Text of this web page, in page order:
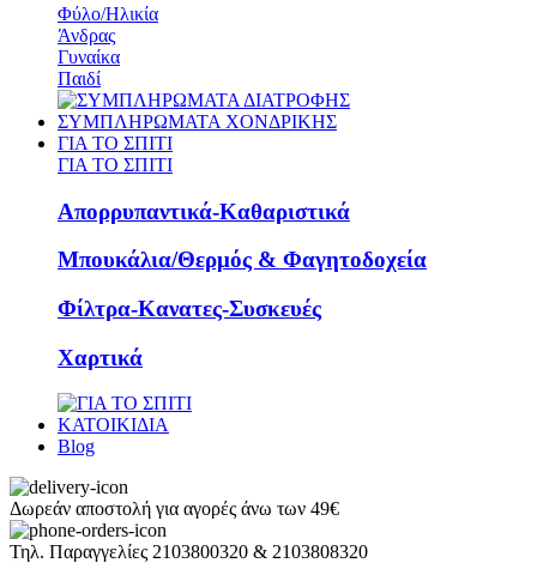
Φύλο/Ηλικία
Άνδρας
Γυναίκα
Παιδί
ΣΥΜΠΛΗΡΩΜΑΤΑ ΧΟΝΔΡΙΚΗΣ
ΓΙΑ ΤΟ ΣΠΙΤΙ
ΓΙΑ ΤΟ ΣΠΙΤΙ
Απορρυπαντικά-Καθαριστικά
Μπουκάλια/Θερμός & Φαγητοδοχεία
Φίλτρα-Κανατες-Συσκευές
Χαρτικά
ΚΑΤΟΙΚΙΔΙΑ
Blog
Δωρεάν αποστολή για αγορές άνω των 49€
Τηλ. Παραγγελίες 2103800320 & 2103808320